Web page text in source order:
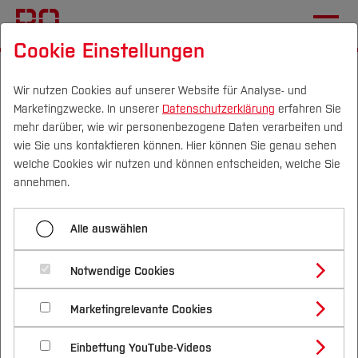
Campus Personen DE|EN Quicklinks
Studium
Studienangebote
Bachelorstudiengänge
Masterstudiengänge
Vor dem Studium
Bewerben & Einschreiben
Bewerbungsportal
Im Studium
Studienbüros und Prüfungen
Nach dem Studium
Forschung & Transfer
Profil
Forschungs- und Transferprofil
Schwerpunkte (FuT)
Beratung & Förderung
Nachhaltigkeit
Nachhaltigkeit studieren
International
Beratung & Förderung
Forschungsdatenmanagement
Menü aufklappen
Förderinformation und Antragsberatung
Forschungsdatenmanagement
Förderung des wissenschaftlichen
Nachwuchses
Forschungsdatenmanagement
Cookie Einstellungen
Wir nutzen Cookies auf unserer Website für Analyse- und
Marketingzwecke. In unserer Datenschutzerklärung erfahren Sie
mehr darüber, wie wir personenbezogene Daten verarbeiten und
wie Sie uns kontaktieren können. Hier können Sie genau sehen
welche Cookies wir nutzen und können entscheiden, welche Sie
annehmen.
Alle auswählen
Notwendige Cookies
Marketingrelevante Cookies
Einbettung YouTube-Videos